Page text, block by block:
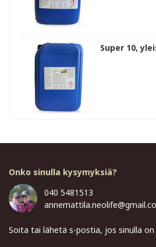
Super 10,
Onko sinulla kysymyksiä?
040 5481513
Soita tai lähetä s-postia, jos sinulla